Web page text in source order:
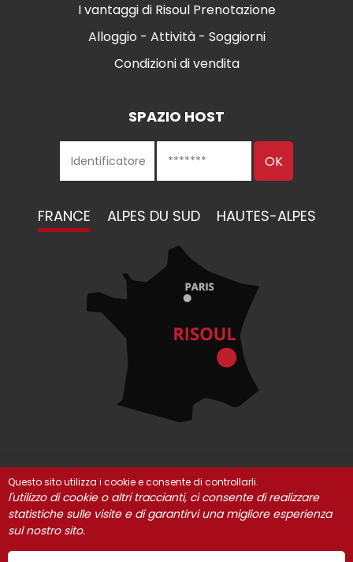
I vantaggi di Risoul Prenotazione
Alloggio - Attività - Soggiorni
Condizioni di vendita
SPAZIO HOST
FRANCE ALPES DU SUD HAUTES-ALPES
© Risoul 2021 INFORMAZIONI LEGALI
I nostri partner
Gestione dei cookie
Questo sito utilizza i cookie e consente di controllarli.
l'utilizzo di cookie o altri traccianti, ci consente di realizzare
statistiche sulle visite e di garantirvi una migliore esperienza
sul nostro sito.